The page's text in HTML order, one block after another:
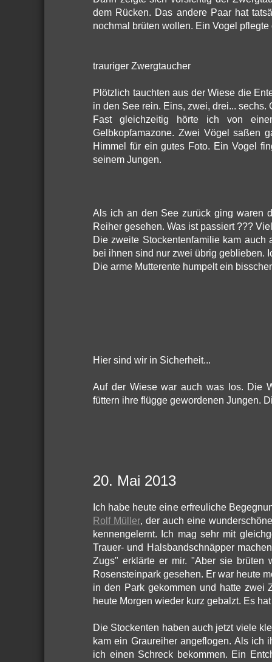
dem Rücken. Das andere Paar hat
nochmal brüten wollen. Ein Vogel
trauriger Zwergtaucher
Plötzlich tauchten aus der Wiese die
in den See rein. Eins, zwei, drei...
Fast gleichzeitig hörte ich von
Gelbkopfamazone. Zwei Vögel saßen
Himmel für ein gutes Foto. Ein Vogel
seinem Jungen.
Als ich an den See zurück ging waren
Reiher gesehen. Was ist passiert ???
Die zweite Stockentenfamilie kam
bei ihnen sind nur zwei übrig geblieben.
Die arme Mutterente humpelt ein
Hier sind wir in Sicherheit...
Auf der Wiese war auch was los. Die
füttern ihre flügge gewordenen Jungen.
20. Mai 2013
Ich habe heute eine erfreuliche
Rolf Müller, der auch eine
kennengelernt. Ich mag sehr mit
Trauer- und Halsbandschnäpper
Zugs" erklärte er mir. "Aber sie brüten
Rosensteinpark gesehen. Er war heute
in den Park gekommen und hatte zwei
heute Morgen wieder kurz gebalzt. Es
Die Stockenten haben auch jetzt viele
kam ein Graureiher angeflogen. Als ich
ich einen Schreck bekommen. Ein